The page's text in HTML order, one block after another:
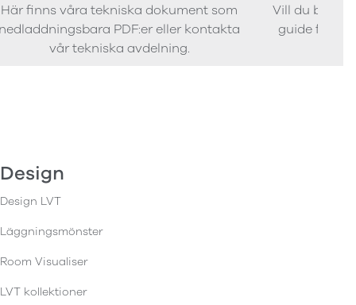
Här finns våra tekniska dokument som
PDF:er eller kontakta
vår tekniska avdelning.
Vill du
guide för
Design
Design LVT
Läggningsmönster
Room Visualiser
LVT kollektioner